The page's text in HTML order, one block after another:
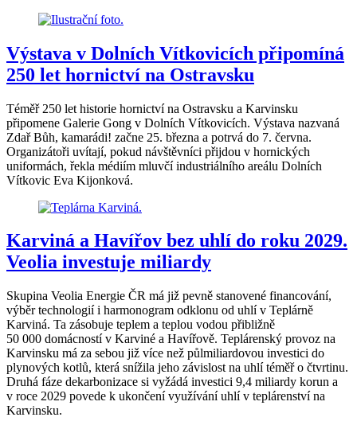
Výstava v Dolních Vítkovicích připomíná
250 let hornictví na Ostravsku
Téměř 250 let historie hornictví na Ostravsku a Karvinsku
připomene Galerie Gong v Dolních Vítkovicích. Výstava nazvaná
Zdař Bůh, kamarádi! začne 25. března a potrvá do 7. června.
Organizátoři uvítají, pokud návštěvníci přijdou v hornických
uniformách, řekla médiím mluvčí industriálního areálu Dolních
Vítkovic Eva Kijonková.
Karviná a Havířov bez uhlí do roku 2029.
Veolia investuje miliardy
Skupina Veolia Energie ČR má již pevně stanovené financování,
výběr technologií i harmonogram odklonu od uhlí v Teplárně
Karviná. Ta zásobuje teplem a teplou vodou přibližně
50 000 domácností v Karviné a Havířově. Teplárenský provoz na
Karvinsku má za sebou již více než půlmiliardovou investici do
plynových kotlů, která snížila jeho závislost na uhlí téměř o čtvrtinu.
Druhá fáze dekarbonizace si vyžádá investici 9,4 miliardy korun a
v roce 2029 povede k ukončení využívání uhlí v teplárenství na
Karvinsku.